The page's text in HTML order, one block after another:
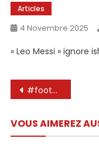
Articles
4 Novembre 2025
« Leo Messi » ignore
Navigation
l’article
#football #ronaldo #messi #funny #leomessi #ronaldoai #aifunnyshorts #neymarpsg #soccerplayer #neyma
VOUS AIMEREZ